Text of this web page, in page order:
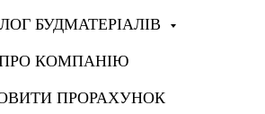
БУДМАТЕРІАЛІВ
КОМПАНІЮ
ПРОРАХУНОК